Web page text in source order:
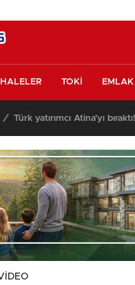
İHALELER TOKİ
/ Vakıf Karaca Villaları’nda